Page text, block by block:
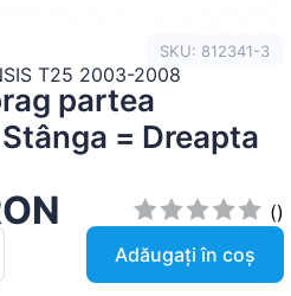
SKU: 812341-3
T25 2003-2008
partea
= Dreapta
()
Adăugați în coș